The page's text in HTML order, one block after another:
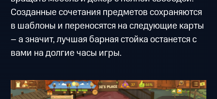
Созданные сочетания предметов сохраняются
в шаблоны и переносятся на следующие карты
– а значит, лучшая барная стойка останется с
вами на долгие часы игры.